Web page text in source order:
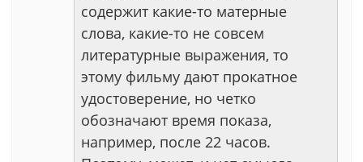
содержит какие-то матерные
слова, какие-то не совсем
литературные выражения, то
этому фильму дают прокатное
удостоверение, но четко
обозначают время показа,
например, после 22 часов.